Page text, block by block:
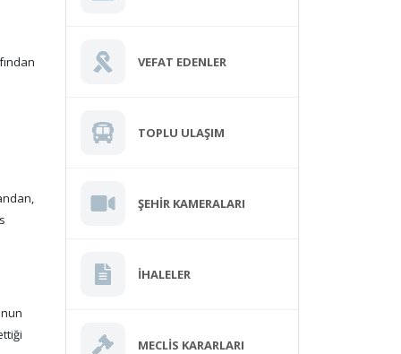
VEFAT EDENLER
TOPLU ULAŞIM
ŞEHIR KAMERALARI
İHALELER
MECLIS KARARLARI